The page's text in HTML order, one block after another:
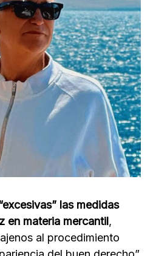
las medidas
en materia mercantil,
al procedimiento